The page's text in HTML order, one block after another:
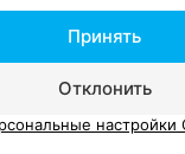
в районе
Отклонить
Принять
настройки